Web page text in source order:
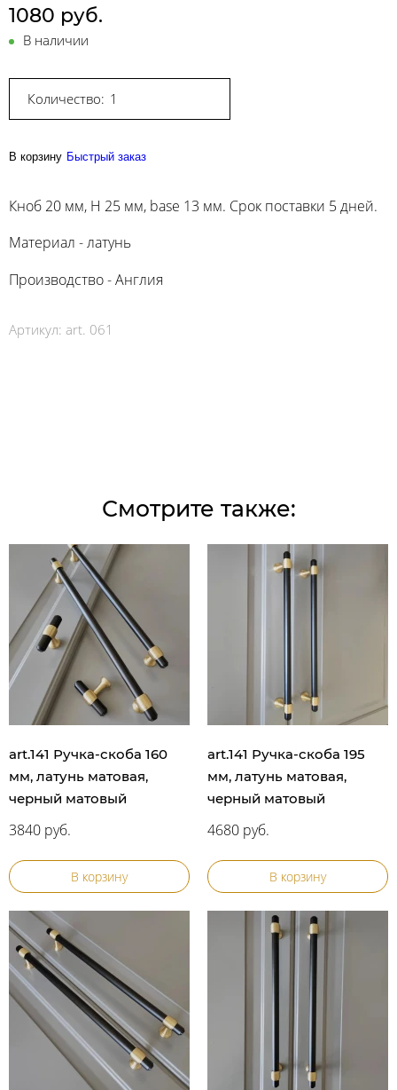
1080 руб.
В наличии
Количество:
В корзину Быстрый заказ
Кноб 20 мм, H 25 мм, base 13 мм. Срок поставки 5 дней.
Материал - латунь
Производство - Англия
Артикул: art. 061
Смотрите также:
art.141 Ручка-скоба 160
мм, латунь матовая,
черный матовый
3840 руб.
В корзину
art.141 Ручка-скоба 195
мм, латунь матовая,
черный матовый
4680 руб.
В корзину